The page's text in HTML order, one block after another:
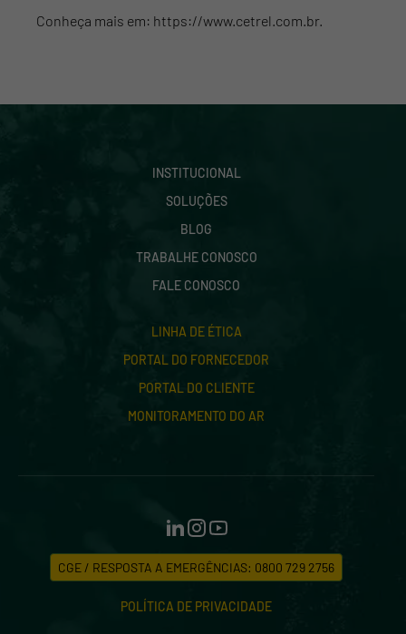
Conheça mais em: https://www.cetrel.com.br.
INSTITUCIONAL
SOLUÇÕES
BLOG
TRABALHE CONOSCO
FALE CONOSCO
LINHA DE ÉTICA
PORTAL DO FORNECEDOR
PORTAL DO CLIENTE
MONITORAMENTO DO AR
CGE / RESPOSTA A EMERGÊNCIAS: 0800 729 2756
POLÍTICA DE PRIVACIDADE